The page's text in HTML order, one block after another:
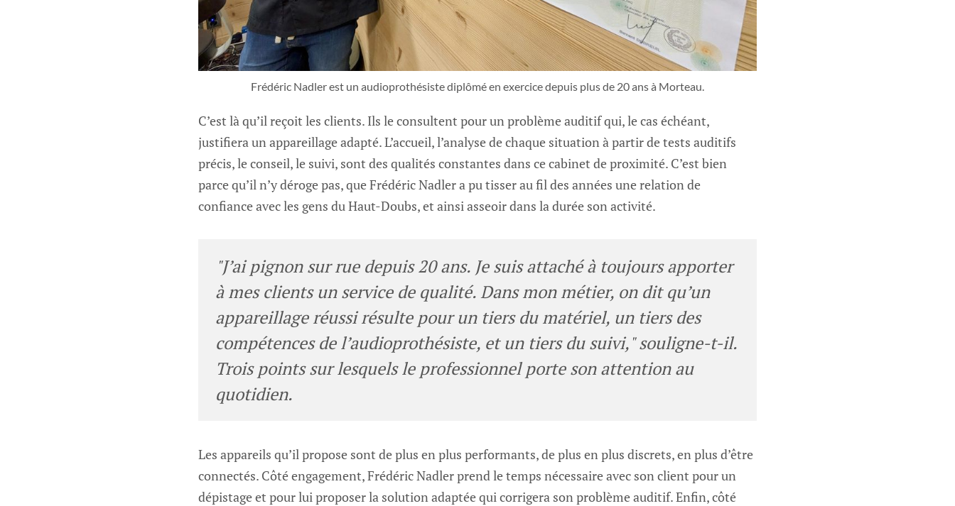
Frédéric Nadler est un audioprothésiste diplômé en exercice depuis plus de 20 ans à Morteau.
C’est là qu’il reçoit les clients. Ils le consultent pour un problème auditif qui, le cas échéant,
justifiera un appareillage adapté. L’accueil, l’analyse de chaque situation à partir de tests auditifs
précis, le conseil, le suivi, sont des qualités constantes dans ce cabinet de proximité. C’est bien
parce qu’il n’y déroge pas, que Frédéric Nadler a pu tisser au fil des années une relation de
confiance avec les gens du Haut-Doubs, et ainsi asseoir dans la durée son activité.
"J’ai pignon sur rue depuis 20 ans. Je suis attaché à toujours apporter
à mes clients un service de qualité. Dans mon métier, on dit qu’un
appareillage réussi résulte pour un tiers du matériel, un tiers des
compétences de l’audioprothésiste, et un tiers du suivi," souligne-t-il.
Trois points sur lesquels le professionnel porte son attention au
quotidien.
Les appareils qu’il propose sont de plus en plus performants, de plus en plus discrets, en plus d’être
connectés. Côté engagement, Frédéric Nadler prend le temps nécessaire avec son client pour un
dépistage et pour lui proposer la solution adaptée qui corrigera son problème auditif. Enfin, côté